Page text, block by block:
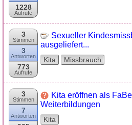
1228
Aufrufe
3
Stimmen
3
Antworten
773
Aufrufe
Sexueller
ausgeliefert...
Kita Missbrauch
3
Stimmen
7
Antworten
Kita eröffnen als
Weiterbildungen
Kita